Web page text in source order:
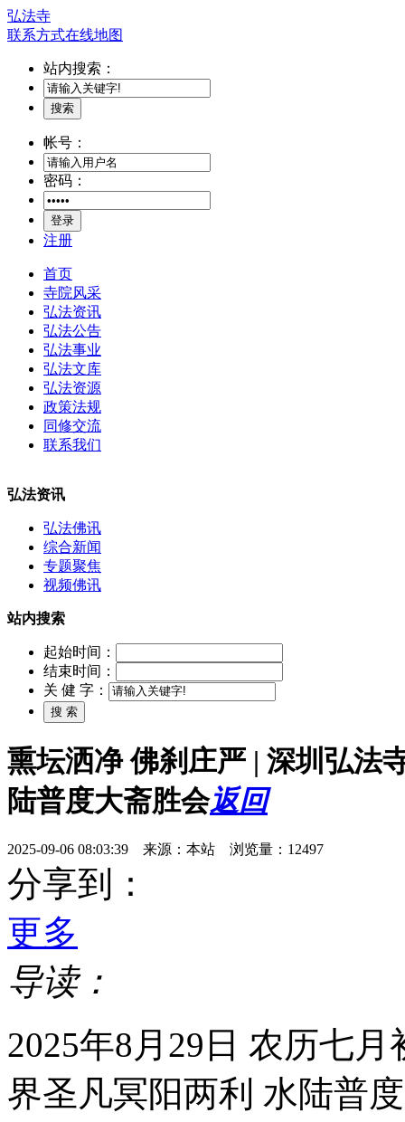
弘法寺
联系方式在线地图
站内搜索：
搜索
帐号：
密码：
登录
注册
首页
寺院风采
弘法资讯
弘法公告
弘法事业
弘法文库
弘法资源
政策法规
同修交流
联系我们
弘法资讯
弘法佛讯
综合新闻
专题聚焦
视频佛讯
站内搜索
起始时间：
结束时间：
关 健 字：
熏坛洒净 佛刹庄严 | 深圳弘法
陆普度大斋胜会返回
2025-09-06 08:03:39 来源：本站 浏览量：12497
分享到：
更多
导读：
2025年8月29日 农历七
界圣凡冥阳两利 水陆普